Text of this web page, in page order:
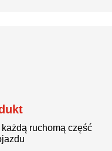
ruchomą część